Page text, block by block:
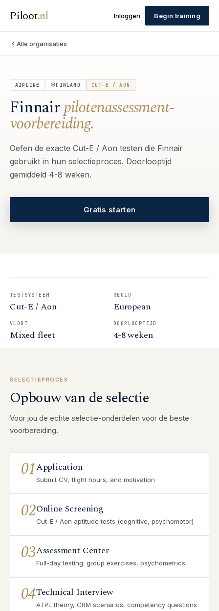
Piloot.nl Inloggen Begin training
Alle organisaties
AIRLINE FINLAND CUT-E / AON
Finnairpilotenassessment-
voorbereiding.
Oefen de exacte Cut-E / Aon testen die Finnair
gebruikt in hun selectieproces. Doorlooptijd
gemiddeld 4-8 weken.
Gratis starten
TESTSYSTEEM
Cut-E / Aon
REGIO
European
VLOOT
Mixed fleet
DOORLOOPTIJD
4-8 weken
SELECTIEPROCES
Opbouw van de selectie
Voor jou de echte selectie-onderdelen voor de beste
voorbereiding.
01Application
Submit CV, flight hours, and motivation
02Online Screening
Cut-E / Aon aptitude tests (cognitive, psychomotor)
03Assessment Center
Full-day testing: group exercises, psychometrics
04Technical Interview
ATPL theory, CRM scenarios, competency questions